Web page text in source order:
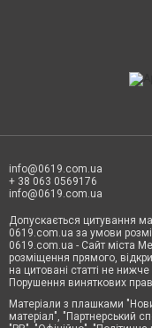
info@0619.com.ua
+ 38 063 0569176
info@0619.com.ua
Допускається цитування
0619.com.ua за умови
0619.com.ua - Сайт міста
розміщення прямого,
на цитовані статті не
Порушення виняткових
Матеріали з плашками
матеріал", "Партнерський